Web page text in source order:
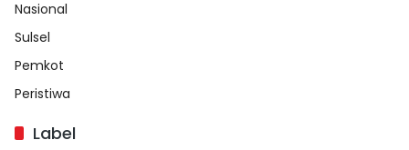
Nasional
Sulsel
Pemkot
Peristiwa
Label